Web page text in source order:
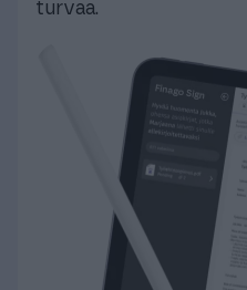
turvaa.